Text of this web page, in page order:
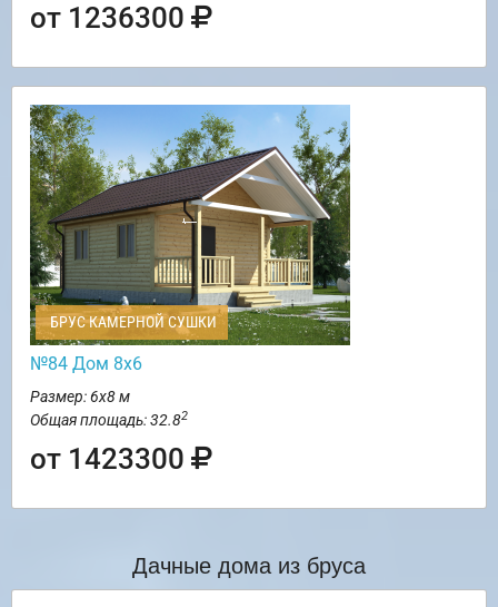
от 1236300
БРУС КАМЕРНОЙ СУШКИ
№84 Дом 8х6
Размер: 6х8 м
Общая площадь: 32.82
от 1423300
Дачные дома из бруса